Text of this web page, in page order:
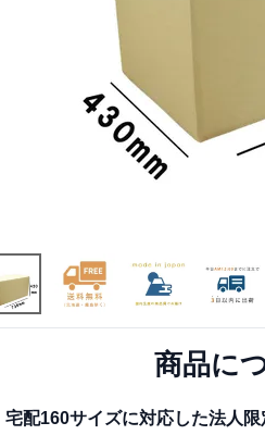
商品に
宅配160サイズに対応した法人